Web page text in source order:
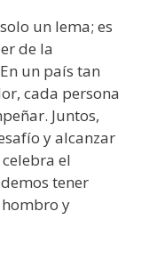
un lema; es
de la
un país tan
cada persona
Juntos,
y alcanzar
el
tener
y